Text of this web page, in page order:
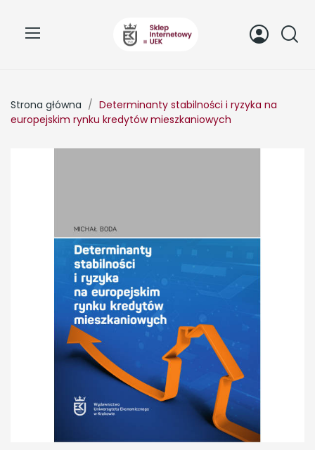
Strona główna
Determinanty stabilności i ryzyka na
europejskim rynku kredytów mieszkaniowych